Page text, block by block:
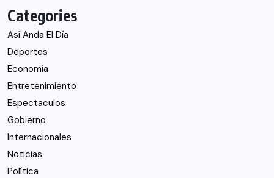
Categories
Así Anda El Día
Deportes
Economía
Entretenimiento
Espectaculos
Gobierno
Internacionales
Noticias
Política